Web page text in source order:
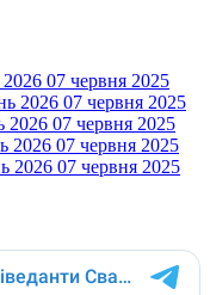
07 червня 2025
2026 07 червня 2025
2026 07 червня 2025
2026 07 червня 2025
2026 07 червня 2025